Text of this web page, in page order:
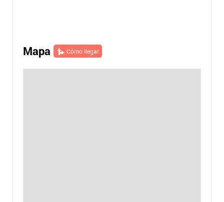
Mapa Cómo llegar